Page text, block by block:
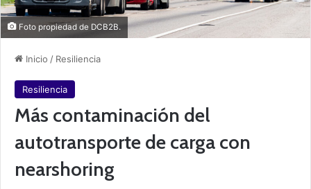
Foto propiedad de DCB2B.
Inicio / Resiliencia
Resiliencia
Más contaminación del
autotransporte de carga con
nearshoring